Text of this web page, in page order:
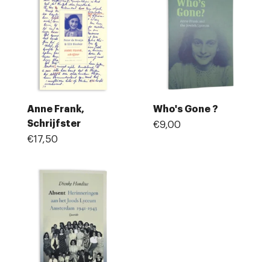
Anne Frank,
Schrijfster
€17,50
Who's Gone ?
€9,00